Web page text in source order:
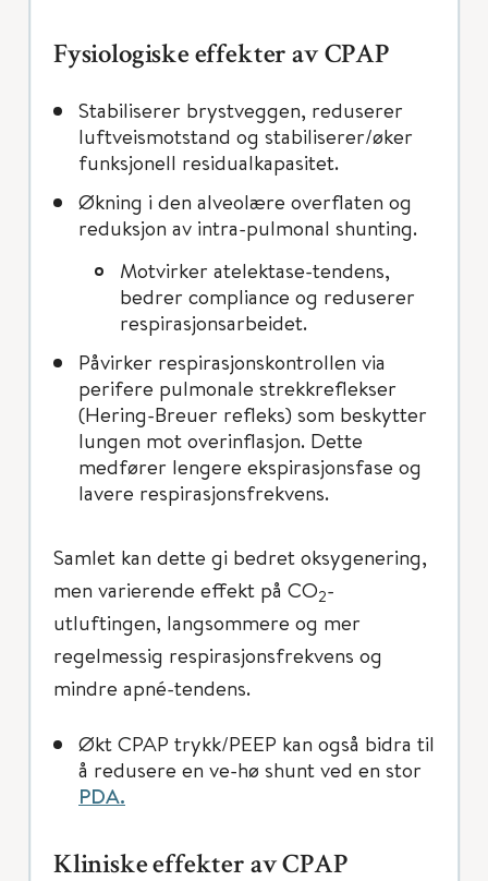
Fysiologiske effekter av CPAP
Stabiliserer brystveggen, reduserer
luftveismotstand og stabiliserer/øker
funksjonell residualkapasitet.
Økning i den alveolære overflaten og
reduksjon av intra-pulmonal shunting.
Motvirker atelektase-tendens,
bedrer compliance og reduserer
respirasjonsarbeidet.
Påvirker respirasjonskontrollen via
perifere pulmonale strekkreflekser
(Hering-Breuer refleks) som beskytter
lungen mot overinflasjon. Dette
medfører lengere ekspirasjonsfase og
lavere respirasjonsfrekvens.
Samlet kan dette gi bedret oksygenering,
men varierende effekt på CO2-
utluftingen, langsommere og mer
regelmessig respirasjonsfrekvens og
mindre apné-tendens.
Økt CPAP trykk/PEEP kan også bidra til
å redusere en ve-hø shunt ved en stor
PDA.
Kliniske effekter av CPAP